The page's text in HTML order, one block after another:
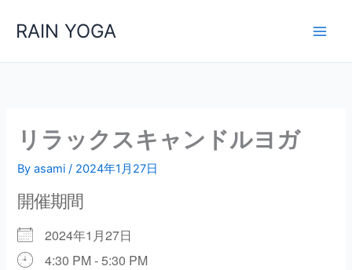
ス
RAIN YOGA
リラックスキャンドルヨガ
Byasami/ 2024年1月27日
開催期間
2024年1月27日
4:30 PM - 5:30 PM